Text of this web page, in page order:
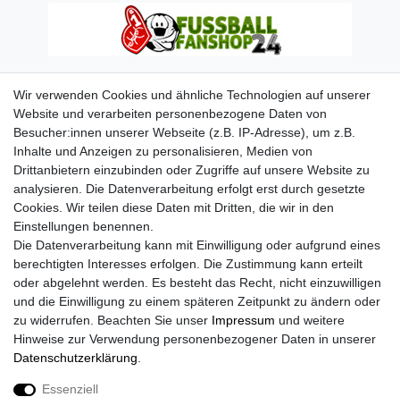
Wir verwenden Cookies und ähnliche Technologien auf unserer
Website und verarbeiten personenbezogene Daten von
Besucher:innen unserer Webseite (z.B. IP-Adresse), um z.B.
Inhalte und Anzeigen zu personalisieren, Medien von
Drittanbietern einzubinden oder Zugriffe auf unsere Website zu
analysieren. Die Datenverarbeitung erfolgt erst durch gesetzte
Cookies. Wir teilen diese Daten mit Dritten, die wir in den
Einstellungen benennen.
Die Datenverarbeitung kann mit Einwilligung oder aufgrund eines
berechtigten Interesses erfolgen. Die Zustimmung kann erteilt
oder abgelehnt werden. Es besteht das Recht, nicht einzuwilligen
und die Einwilligung zu einem späteren Zeitpunkt zu ändern oder
zu widerrufen. Beachten Sie unser Impressum und weitere
Hinweise zur Verwendung personenbezogener Daten in unserer
Daten­schutz­erklärung
Essenziell